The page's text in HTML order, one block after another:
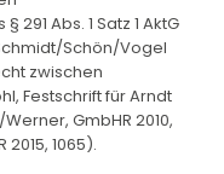
Abs. 1 Satz 1 AktG
Schön/Vogel
zwischen
Festschrift für Arndt
GmbHR 2010,
2015, 1065).